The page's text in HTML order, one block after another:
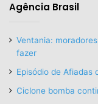
Agência Brasil
Ventania:
fazer
Episódio de Afiadas
Ciclone bomba